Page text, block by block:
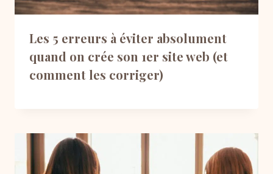
Les 5 erreurs à éviter absolument
quand on crée son 1er site web (et
comment les corriger)